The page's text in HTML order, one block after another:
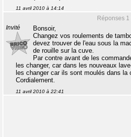
11 avril 2010 à 14:14
Réponses
Invité
Bonsoir,
Changez vos roulements de
devez trouver de l'eau sous la
de rouille sur la cuve.
Par contre avant de les
les changer, car dans les nouveaux
les changer car ils sont moulés dans la
Cordialement.
11 avril 2010 à 22:41